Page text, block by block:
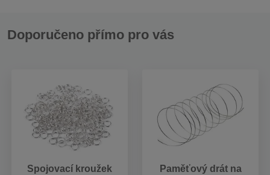
Doporučeno přímo pro vás
Spojovací kroužek
Paměťový drát na